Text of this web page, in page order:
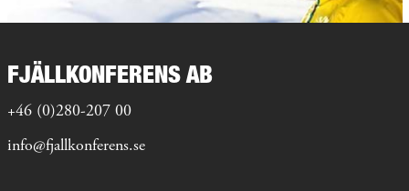
FJÄLLKONFERENS AB
+46 (0)280-207 00
info@fjallkonferens.se